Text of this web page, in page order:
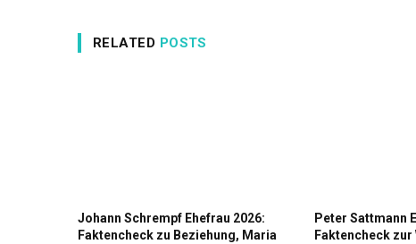
RELATED POSTS
Johann Schrempf Ehefrau 2026:
Faktencheck zu Beziehung, Maria
Peter Sattmann
Faktencheck zur